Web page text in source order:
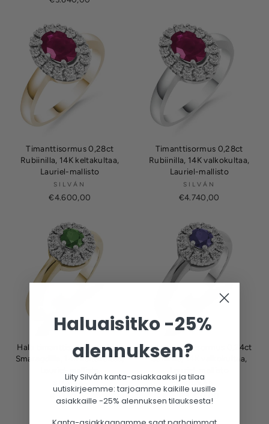
Timanttisormus 0,28ct
Rubiinilla, 14K keltakultaa,
Lauriel-mallisto
SILVÁN
€4.600,00
Timanttisormus 0,28ct
Rubiinilla, 14K valkokultaa,
Lauriel-mallisto
SILVÁN
€4.740,00
Halo timanttisormus 0,24ct
Smaragdilla, 14K keltakultaa,
SILVÁN
€3.180,00
Halo timanttisormus 0,24ct
Safiirilla, 14K valkokultaa,
Haluaisitko -25%
alennuksen?
Liity Silván kanta-asiakkaaksi ja tilaa
uutiskirjeemme: tarjoamme kaikille uusille
asiakkaille -25% alennuksen tilauksesta!